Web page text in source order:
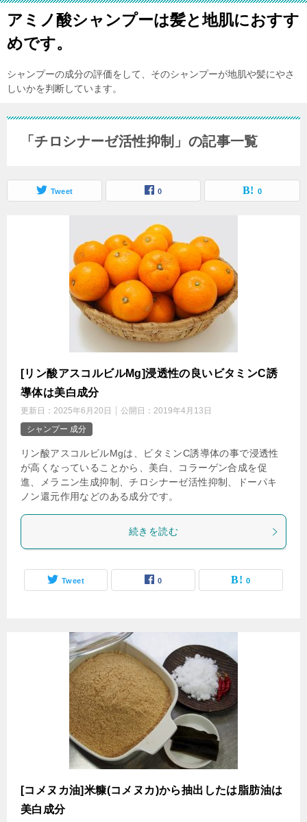
アミノ酸シャンプーは髪と地肌におすす
めです。
シャンプーの成分の評価をして、そのシャンプーが地肌や髪にやさ
しいかを判断しています。
「チロシナーゼ活性抑制」の記事一覧
Tweet 0 0
[リン酸アスコルビルMg]浸透性の良いビタミンC誘
導体は美白成分
更新日： 2025年6月20日 公開日： 2019年4月13日
シャンプー 成分
リン酸アスコルビルMgは、ビタミンC誘導体の事で浸透性
が高くなっていることから、美白、コラーゲン合成を促
進、メラニン生成抑制、チロシナーゼ活性抑制、ドーパキ
ノン還元作用などのある成分です。
続きを読む
Tweet 0 0
[コメヌカ油]米糠(コメヌカ)から抽出したは脂肪油は
美白成分